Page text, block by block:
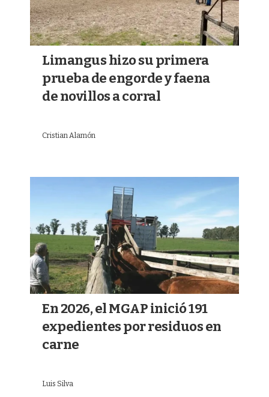
Limangus hizo su primera
prueba de engorde y faena
de novillos a corral
Cristian Alamón
En 2026, el MGAP inició 191
expedientes por residuos en
carne
Luis Silva